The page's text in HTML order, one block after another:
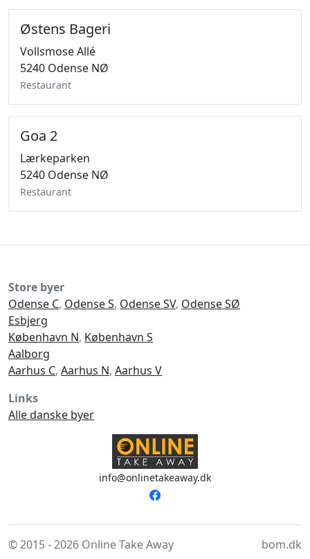
Østens Bageri
Vollsmose Allé
5240 Odense NØ
Restaurant
Goa 2
Lærkeparken
5240 Odense NØ
Restaurant
Store byer
Odense C, Odense S, Odense SV, Odense SØ
Esbjerg
København N, København S
Aalborg
Aarhus C, Aarhus N, Aarhus V
Links
Alle danske byer
info@onlinetakeaway.dk
© 2015 - 2026 Online Take Away bom.dk